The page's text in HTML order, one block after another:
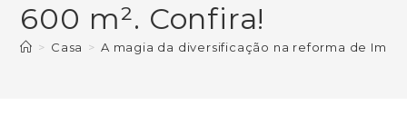
600 m². Confira!
> Casa > A magia da diversificação na reforma de